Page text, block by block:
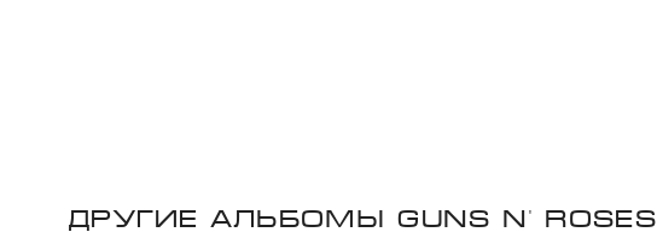
Другие альбомы Guns N' Roses